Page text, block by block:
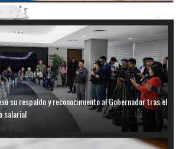
su respaldo y reconocimiento al Gobernador tras el
salarial